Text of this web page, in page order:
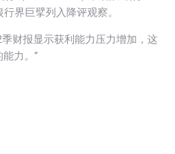
行界巨擘列入降评观察。
财报显示获利能力压力增加，这
力。”